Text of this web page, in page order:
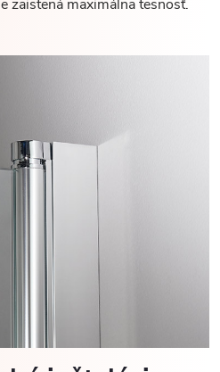
zaistená maximálna tesnosť.